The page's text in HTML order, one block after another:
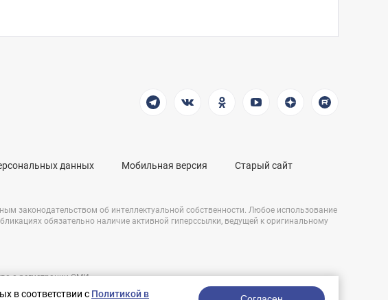
в соответствии с Политикой в
данных Мобильная версия Старый сайт
законодательством об интеллектуальной собственности. Любое использование
обязательно наличие активной гиперссылки, ведущей к оригинальному
о регистрации СМИ
в сфере связи,
nologostudio.ru.